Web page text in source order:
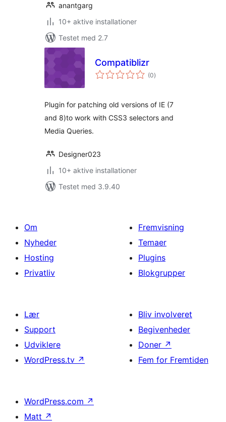
anantgarg
10+ aktive installationer
Testet med 2.7
Compatiblizr
(0totale
bedømmelser
)
Plugin for patching old versions of IE (7
and 8)to work with CSS3 selectors and
Media Queries.
Designer023
10+ aktive installationer
Testet med 3.9.40
Om
Nyheder
Hosting
Privatliv
Fremvisning
Temaer
Plugins
Blokgrupper
Lær
Support
Udviklere
WordPress.tv ↗
Bliv involveret
Begivenheder
Doner ↗
Fem for Fremtiden
WordPress.com ↗
Matt ↗